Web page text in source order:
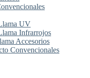
UV
Infrarrojos
Accesorios
Convencionales